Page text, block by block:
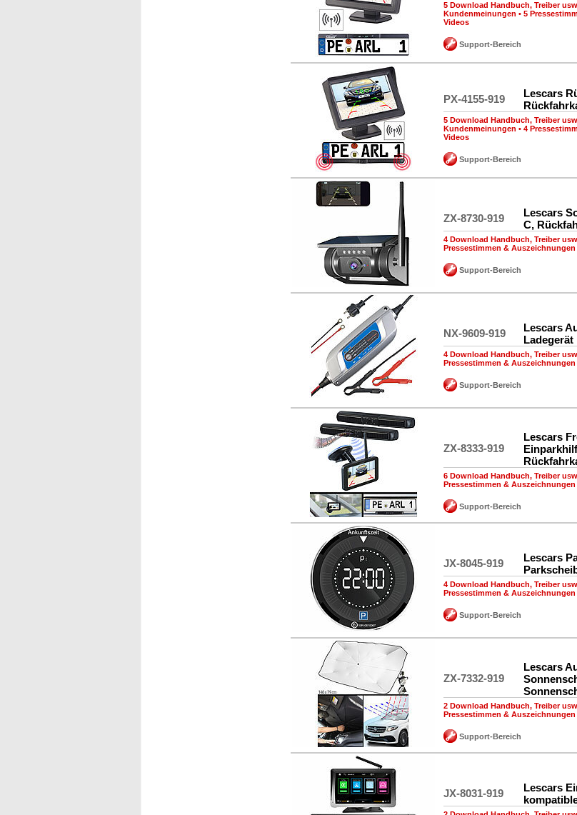
5 Download Handbuch, Treiber
Kundenmeinungen • 5
Videos
Support-Bereich
PX-4155-919
Lescars
5 Download Handbuch, Treiber
Kundenmeinungen • 4
Videos
Support-Bereich
ZX-8730-919
Lescars
C,
4 Download Handbuch, Treiber
Pressestimmen & Auszeichnungen
Support-Bereich
NX-9609-919
Lescars
Ladegerät
4 Download Handbuch, Treiber
Pressestimmen & Auszeichnungen
Support-Bereich
ZX-8333-919
Lescars
6 Download Handbuch, Treiber
Pressestimmen & Auszeichnungen
Support-Bereich
JX-8045-919
Lescars
4 Download Handbuch, Treiber
Pressestimmen & Auszeichnungen
Support-Bereich
ZX-7332-919
Lescars
2 Download Handbuch, Treiber
Pressestimmen & Auszeichnungen
Support-Bereich
JX-8031-919
Lescars